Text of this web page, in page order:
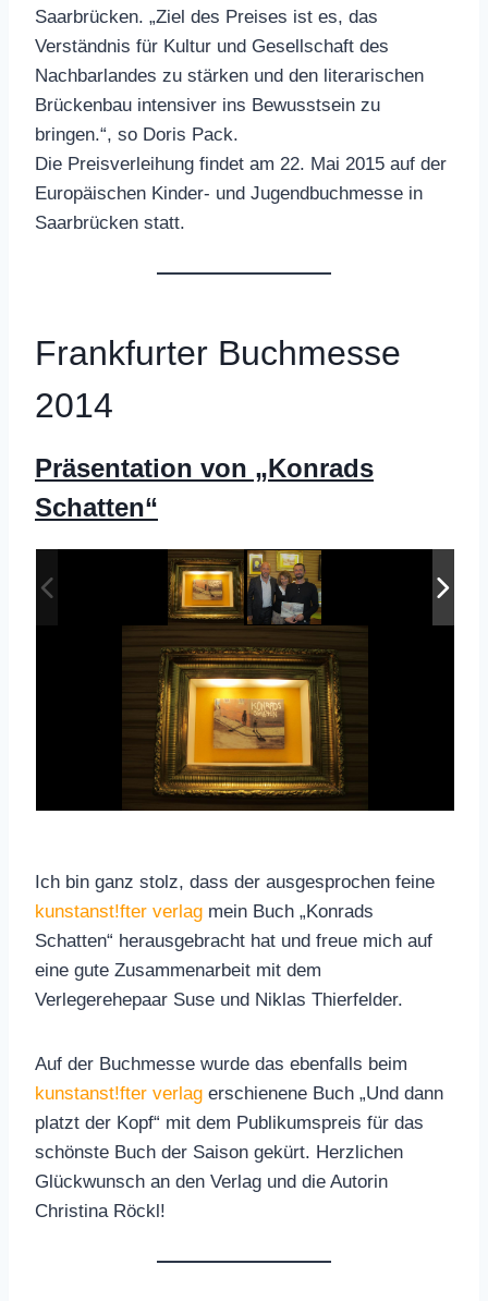
Saarbrücken. „Ziel des Preises ist es, das
Verständnis für Kultur und Gesellschaft des
Nachbarlandes zu stärken und den literarischen
Brückenbau intensiver ins Bewusstsein zu
bringen.“, so Doris Pack.
Die Preisverleihung findet am 22. Mai 2015 auf der
Europäischen Kinder- und Jugendbuchmesse in
Saarbrücken statt.
Frankfurter Buchmesse
2014
Präsentation von „Konrads
Schatten“
Ich bin ganz stolz, dass der ausgesprochen feine
kunstanst!fter verlag mein Buch „Konrads
Schatten“ herausgebracht hat und freue mich auf
eine gute Zusammenarbeit mit dem
Verlegerehepaar Suse und Niklas Thierfelder.
Auf der Buchmesse wurde das ebenfalls beim
kunstanst!fter verlag erschienene Buch „Und dann
platzt der Kopf“ mit dem Publikumspreis für das
schönste Buch der Saison gekürt. Herzlichen
Glückwunsch an den Verlag und die Autorin
Christina Röckl!